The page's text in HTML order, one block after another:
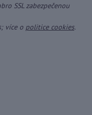
SSL zabezpečenou
více o politice cookies.